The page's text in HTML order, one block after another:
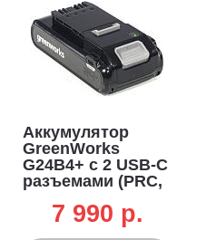
Аккумулятор
GreenWorks
G24B4+ c 2 USB-C
разъемами (PRC,
7 990 p.